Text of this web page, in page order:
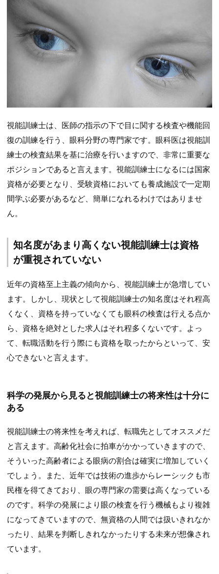
視能訓練士は、医師の指示の下で目に関する検査や機能回
復の訓練を行う、眼科分野の専門家です。眼科医は視能訓
練士の検査結果を基に治療を行いますので、非常に重要な
ポジションであると言えます。視能訓練士になるには国家
資格が必要となり、受験資格においても養成施設で一定期
間学ぶ必要があるなど、簡単になれるわけではありませ
ん。
知名度があまり高くない視能訓練士は資格
が重視されていない
近年の資格至上主義の傾向から、視能訓練士が急増してい
ます。しかし、現状として視能訓練士の知名度はそれ程高
くなく、資格を持っていなくても眼科の検査は行える点か
ら、資格を絶対とした求人はそれ程多くないです。よっ
て、転職活動を行う際にも資格を取ったからといって、安
心できないと言えます。
科学の発展から見ると視能訓練士の将来性は十分に
ある
視能訓練士の将来性を考えれば、転職先としてオススメだ
と言えます。高齢化社会に拍車がかかっていきますので、
そういった高齢者による眼病の割合は確実に増加していく
でしょう。また、近年では技術の進歩からレーシックも市
民権を得てきており、眼の専門家の需要は高くなっている
のです。科学の発展により眼の検査を行う機械もより複雑
になってきていますので、無資格の人間では扱いきれなか
ったり、結果を判断しきれなかったりする未来が想像され
ています。